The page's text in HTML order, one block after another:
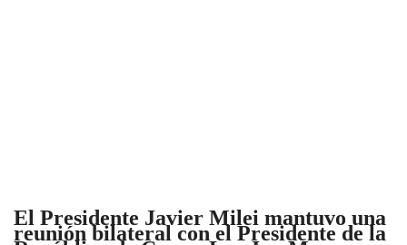
El Presidente Javier Milei mantuvo una
reunión bilateral con el Presidente de la